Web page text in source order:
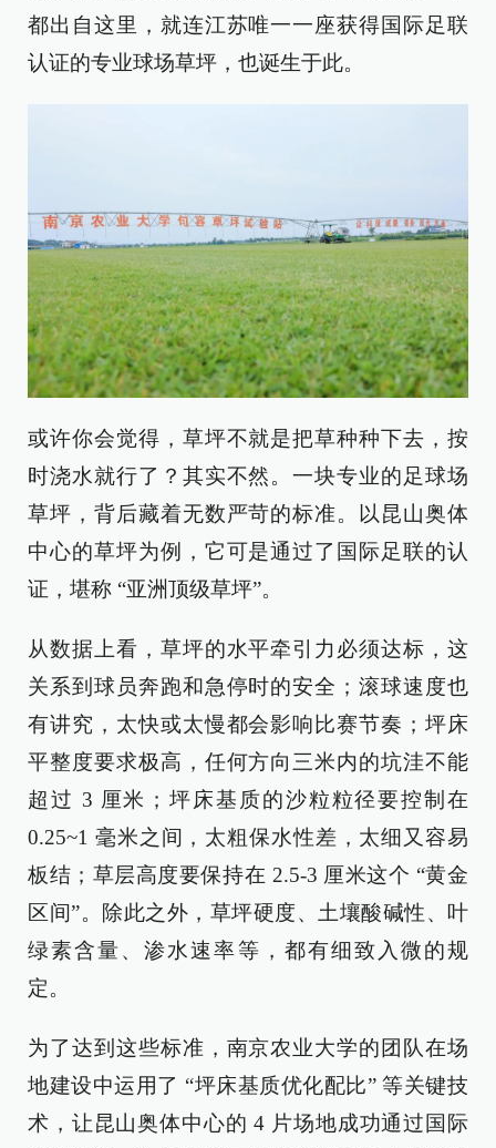
都出自这里，就连江苏唯一一座获得国际足联
认证的专业球场草坪，也诞生于此。
或许你会觉得，草坪不就是把草种种下去，按
时浇水就行了？其实不然。一块专业的足球场
草坪，背后藏着无数严苛的标准。以昆山奥体
中心的草坪为例，它可是通过了国际足联的认
证，堪称 “亚洲顶级草坪”。
从数据上看，草坪的水平牵引力必须达标，这
关系到球员奔跑和急停时的安全；滚球速度也
有讲究，太快或太慢都会影响比赛节奏；坪床
平整度要求极高，任何方向三米内的坑洼不能
超过 3 厘米；坪床基质的沙粒粒径要控制在
0.25~1 毫米之间，太粗保水性差，太细又容易
板结；草层高度要保持在 2.5-3 厘米这个 “黄金
区间”。除此之外，草坪硬度、土壤酸碱性、叶
绿素含量、渗水速率等，都有细致入微的规
定。
为了达到这些标准，南京农业大学的团队在场
地建设中运用了 “坪床基质优化配比” 等关键技
术，让昆山奥体中心的 4 片场地成功通过国际